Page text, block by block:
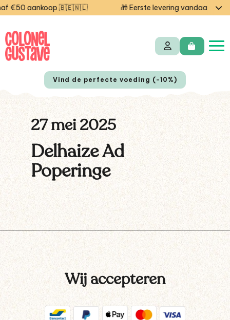
€50 aankoop 🇧🇪🇳🇱 🎁 Eerste levering vandaag
EN FR
Vind de perfecte voeding (-10%)
27 mei 2025
Delhaize Ad
Poperinge
Wij accepteren